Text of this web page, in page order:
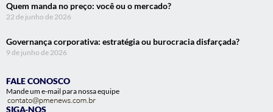
Quem manda no preço: você ou o mercado?
22 de junho de 2026
Governança corporativa: estratégia ou burocracia disfarçada?
9 de junho de 2026
FALE CONOSCO
Mande um e-mail para nossa equipe
SIGA-NOS